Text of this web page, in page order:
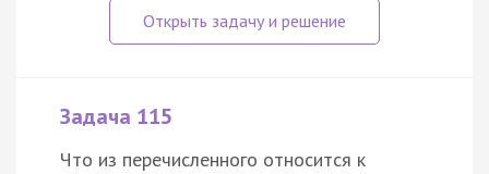
Задача 115
Что из перечисленного относится к